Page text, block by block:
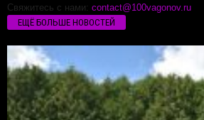
Свяжитесь с нами: contact@100vagonov.ru
ЕЩЁ БОЛЬШЕ НОВОСТЕЙ